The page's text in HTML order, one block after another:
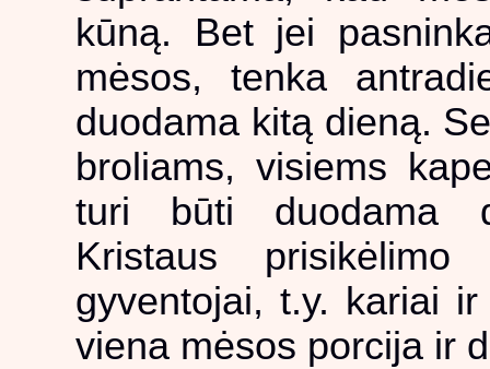
kūną. Bet jei
mėsos, tenka
duodama kitą dieną.
broliams, visiems
turi būti duodama
Kristaus
gyventojai, t.y. kariai
viena mėsos porcija ir